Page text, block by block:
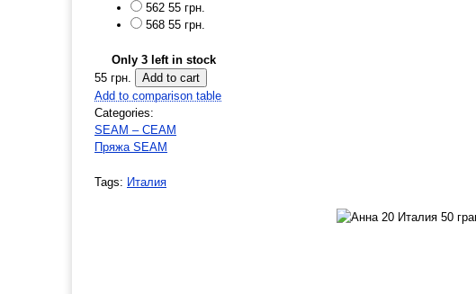
562 55 грн.
568 55 грн.
Only 3 left in stock
55 грн.
Add to comparison table
Categories:
SEAM – СЕАМ
Пряжа SEAM
Tags: Италия